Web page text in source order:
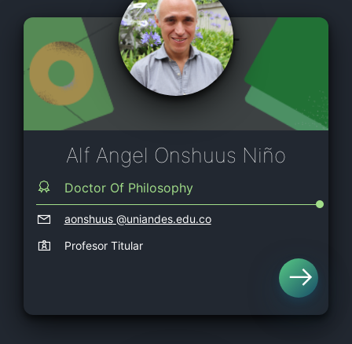
Alf Angel Onshuus Niño
Doctor Of Philosophy
aonshuus @uniandes.edu.co
Profesor Titular